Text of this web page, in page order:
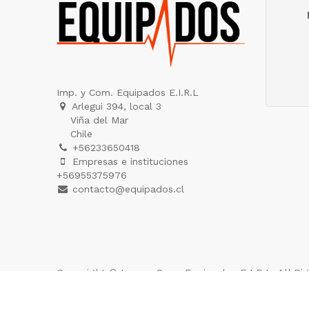
Imp. y Com. Equipados E.I.R.L
Arlegui 394, local 3
Viña del Mar
Chile
+56233650418
Empresas e instituciones
+56955375976
contacto@equipados.cl
Copyright © Imp. y Com. Equipados E.I.R.L . All